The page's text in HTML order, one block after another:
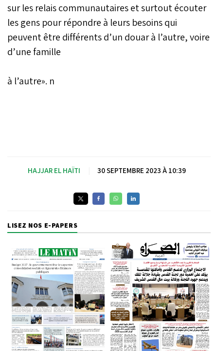
sur les relais communautaires et surtout écouter
les gens pour répondre à leurs besoins qui
peuvent être différents d’un douar à l’autre, voire
d’une famille
à l’autre». n
HAJJAR EL HAÏTI 30 SEPTEMBRE 2023 À 10:39
LISEZ NOS E-PAPERS